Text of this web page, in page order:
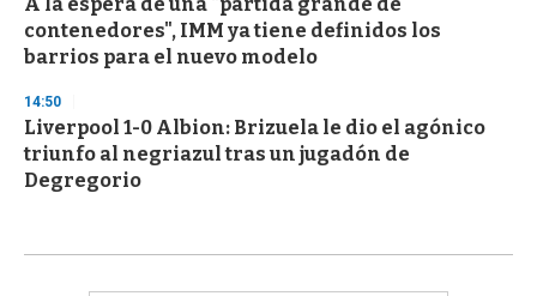
contenedores", IMM ya tiene definidos los
barrios para el nuevo modelo
14:50
Liverpool 1-0 Albion: Brizuela le dio el agónico
triunfo al negriazul tras un jugadón de
Degregorio